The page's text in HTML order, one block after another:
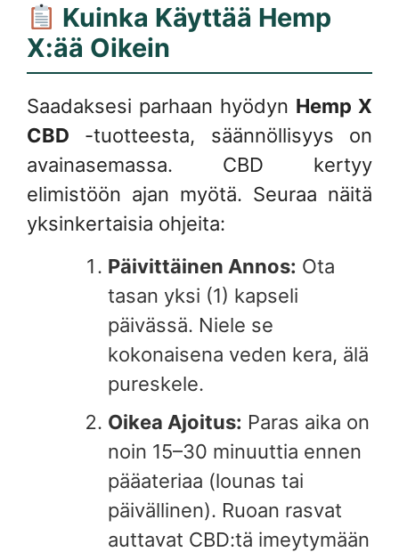
Kuinka Käyttää Hemp
X:ää Oikein
Saadaksesi parhaan hyödyn Hemp X
CBD -tuotteesta, säännöllisyys on
avainasemassa. CBD kertyy
elimistöön ajan myötä. Seuraa näitä
yksinkertaisia ohjeita:
Päivittäinen Annos: Ota
tasan yksi (1) kapseli
päivässä. Niele se
kokonaisena veden kera, älä
pureskele.
Oikea Ajoitus: Paras aika on
noin 15–30 minuuttia ennen
pääateriaa (lounas tai
päivällinen). Ruoan rasvat
auttavat CBD:tä imeytymään